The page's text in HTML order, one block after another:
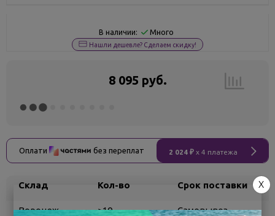
В наличии: Много
Нашли дешевле? Сделаем скидку!
8 095 руб.
Оплати без переплат 2 024 ₽ x 4 платежа
Склад Кол-во Срок поставки
Воронеж >10
Самовывоз
X